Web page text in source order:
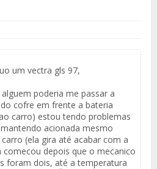
um vectra gls 97,
poderia me passar a
cofre em frente a bateria
carro) estou tendo problemas
acionada mesmo
(ela gira até acabar com a
depois que o mecanico
foram dois, até a temperatura